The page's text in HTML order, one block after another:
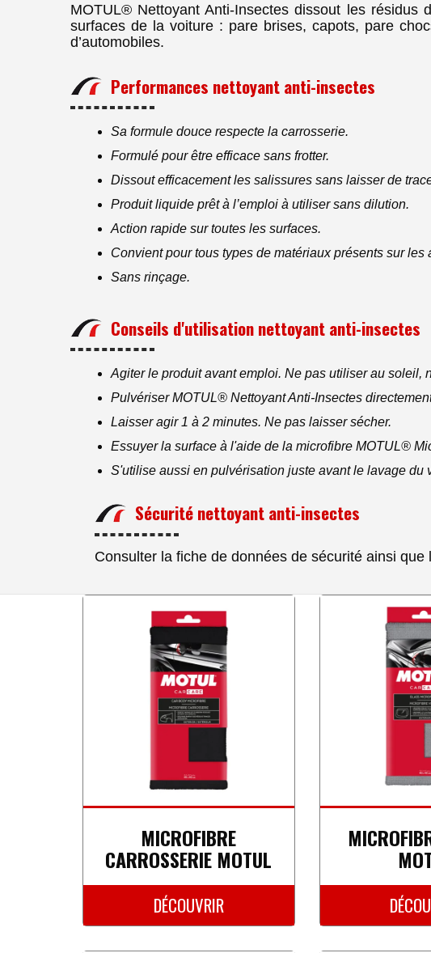
MOTUL® Nettoyant Anti-Insectes dissout les
surfaces de la voiture : pare brises, capots, pare
d’automobiles.
Performances nettoyant anti-insectes
Sa formule douce respecte la carrosserie.
Formulé pour être efficace sans frotter.
Dissout efficacement les salissures sans laisser de
Produit liquide prêt à l’emploi à utiliser sans dilution.
Action rapide sur toutes les surfaces.
Convient pour tous types de matériaux présents sur
Sans rinçage.
Conseils d'utilisation nettoyant anti-insectes
Agiter le produit avant emploi. Ne pas utiliser au soleil,
Pulvériser MOTUL® Nettoyant Anti-Insectes
Laisser agir 1 à 2 minutes. Ne pas laisser sécher.
Essuyer la surface à l'aide de la microfibre MOTUL®
S'utilise aussi en pulvérisation juste avant le lavage
Sécurité nettoyant anti-insectes
Consulter la fiche de données de sécurité ainsi
MICROFIBRE
CARROSSERIE MOTUL
DÉCOUVRIR